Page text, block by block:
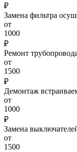
₽
Замена фильтра
от
1000
₽
Ремонт трубопровода
от
1500
₽
Демонтаж
от
1000
₽
Замена
от
1500